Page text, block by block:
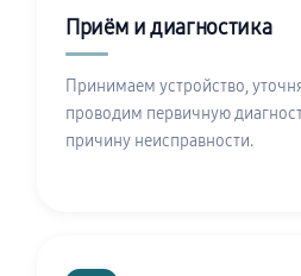
Приём и диагностика
Принимаем устройство,
проводим первичную
причину неисправности.